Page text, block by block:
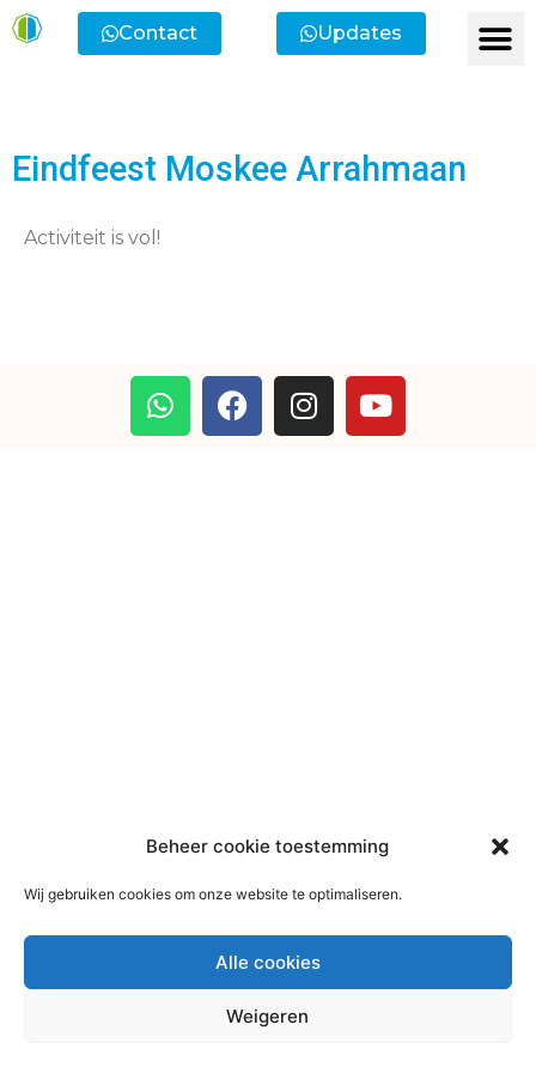
Beheer cookie toestemming
Wij gebruiken cookies om onze website te optimaliseren.
Alle cookies
Weigeren
Contact Updates
Eindfeest Moskee Arrahmaan
Activiteit is vol!